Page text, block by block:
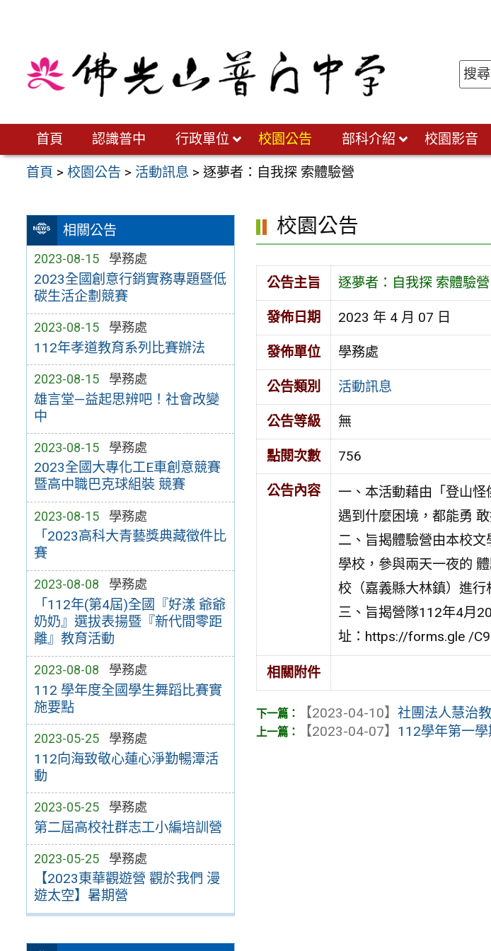
首頁 認識普中 行政單位 校園公告 部科介紹 校園影音
首頁 >校園公告 > 活動訊息 >逐夢者：自我探 索體驗營
相關公告
2023-08-15 學務處
2023全國創意行銷實務專題暨低
碳生活企劃競賽
2023-08-15 學務處
112年孝道教育系列比賽辦法
2023-08-15 學務處
雄言堂—益起思辨吧！社會改變
中
2023-08-15 學務處
2023全國大專化工E車創意競賽
暨高中職巴克球組裝 競賽
2023-08-15 學務處
「2023高科大青藝獎典藏徵件比
賽
2023-08-08 學務處
「112年(第4屆)全國『好漾 爺爺
奶奶』選拔表揚暨『新代間零距
離』教育活動
2023-08-08 學務處
112 學年度全國學生舞蹈比賽實
施要點
2023-05-25 學務處
112向海致敬心蓮心淨勤暢潭活
動
2023-05-25 學務處
第二屆高校社群志工小編培訓營
2023-05-25 學務處
【2023東華觀遊營 觀於我們 漫
遊太空】暑期營
校園公告
公告主旨 逐夢者：自我探 索體驗營
發佈日期 2023 年 4 月 07 日
發佈單位 學務處
公告類別 活動訊息
公告等級 無
點閱次數 756
公告內容
一、本活動藉由「登山
遇到什麼困境，都能勇 敢
二、旨揭體驗營由本校
學校，參與兩天一夜的
校（嘉義縣大林鎮）進行
三、旨揭營隊112年4月
址：https://forms.gle /
相關附件
【2023-04-10】社團法人慧治
【2023-04-07】 112學年第一